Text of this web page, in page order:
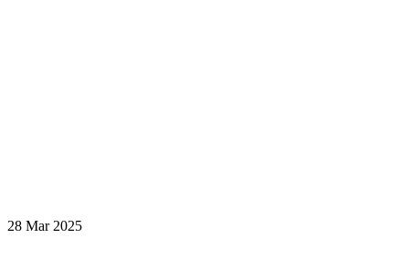
28 Mar 2025